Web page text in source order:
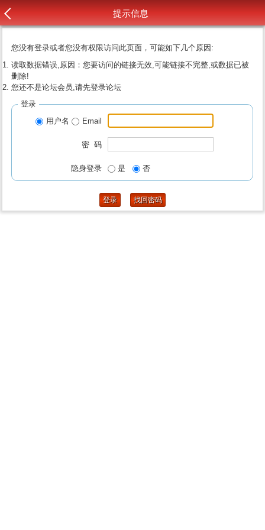
提示信息
您没有登录或者您没有权限访问此页面，可能如下几个原因:
读取数据错误,原因：您要访问的链接无效,可能链接不完整,或数据已被
删除!
您还不是论坛会员,请先登录论坛
登录
用户名
Email
密 码
隐身登录 是 否